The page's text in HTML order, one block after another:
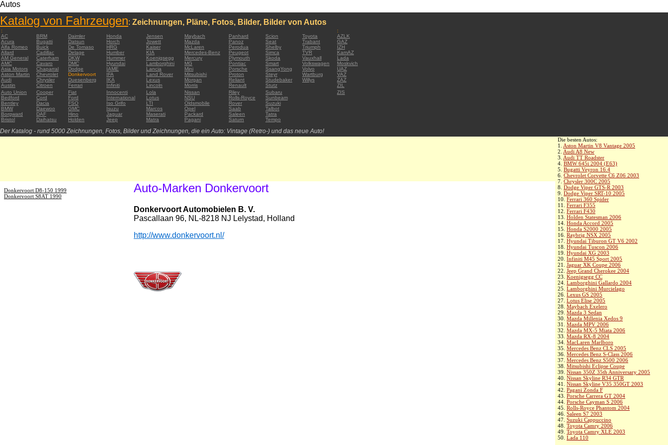
Autos
Katalog von Fahrzeugen: Zeichnungen, Pläne, Fotos, Bilder, Bilder von Autos
:
:
AC
BRM Daimler Honda Jensen Maybach Panhard Scion Toyota
AZLK
Acura
Bugatti Datsun Horch Jowett Mazda Panoz Seat Trabant
GAZ
Alfa Romeo
Buick De Tomaso HRG Kaiser McLaren Perodua Shelby Triumph
IZH
Allard
Cadillac Delage Humber KIA Mercedes-Benz Peugeot Simca TVR
KamAZ
AM General
Caterham DKW Hummer Koenigsegg Mercury Plymouth Skoda Vauxhall
Lada
AMC
Cavaro DMC Hyundai Lamborghini MG Pontiac Smart Volkswagen
Moskvich
Asia Motors
Chaparral Dodge IAME Lancia Mini Porsche SsangYong Volvo
UAZ
Aston Martin
Chevrolet Donkervoort IFA Land Rover Mitsubishi Proton Steyr Wartburg
VAZ
Audi
Chrysler Duesenberg IKA Lexus Morgan Reliant Studebaker Willys
ZAZ
Austin
Citroen Ferrari Infiniti Lincoln Morris Renault Stutz
ZIL
Auto Union
Cooper Fiat Innocenti Lola Nissan Riley Subaru
ZIS
Bedford
Cord Ford International Lotus NSU Rolls-Royce
Sunbeam
Bentley
Dacia FSO Iso Grifo LTI Oldsmobile Rover
Suzuki
BMW
Daewoo GMC Isuzu Marcos Opel Saab
Talbot
Borgward
DAF Hino Jaguar Maserati Packard Saleen
Tatra
Bristol
Daihatsu Holden Jeep Matra Pagani Saturn Tempo
Der Katalog - rund 5000 Zeichnungen, Fotos, Bilder und Zeichnungen, die ein Auto: Vintage (Retro-) und das neue Auto!
Die besten Autos:
1. Aston Martin V8 Vantage 2005
2. Audi A8 New
3. Audi TT Roadster
4. BMW 645i 2004 (E63)
5. Bugatti Veyron 16.4
6. Chevrolet Corvette C6 Z06 2003
7. Chrysler 300C 2005
8. Dodge Viper GTS-R 2003
9. Dodge Viper SRT-10 2005
10. Ferrari 360 Spider
11. Ferrari F355
12. Ferrari F430
13. Holden Statesman 2006
14. Honda Accord 2005
15. Honda S2000 2005
16. Raybrig NSX 2005
17. Hyundai Tiburon GT V6 2002
18. Hyundai Tuscon 2006
19. Hyundai XG 2003
20. Infiniti M45 Sport 2005
21. Jaguar XK Coupe 2006
22. Jeep Grand Cherokee 2004
23. Koenigsegg CC
24. Lamborghini Gallardo 2004
25. Lamborghini Murcielago
26. Lexus GS 2005
27. Lotus Elise 2005
28. Maybach Exelero
29. Mazda 3 Sedan
30. Mazda Millenia Xedos 9
31. Mazda MPV 2006
32. Mazda MX-5 Miata 2006
33. Mazda RX-8 2004
34. MacLaren Marlboro
35. Mercedes Benz CLS 2005
36. Mercedes Benz S-Class 2006
37. Mercedes Benz S500 2006
38. Mitsubishi Eclipse Coupe
39. Nissan 350Z 35th Anniversary 2005
40. Nissan Skyline R34 GTR
41. Nissan Skyline V35 350GT 2003
42. Pagani Zonda F
43. Porsche Carrera GT 2004
44. Porsche Cayman S 2006
45. Rolls-Royce Phantom 2004
46. Saleen S7 2003
47. Suzuki Cappuccino
48. Toyota Camry 2006
49. Toyota Camry XLE 2003
50. Lada 110
Donkervoort D8-150 1999
Donkervoort S8AT 1990
Auto-Marken Donkervoort
Donkervoort Automobielen B. V.
Pascallaan 96, NL-8218 NJ Lelystad, Holland
http://www.donkervoort.nl/